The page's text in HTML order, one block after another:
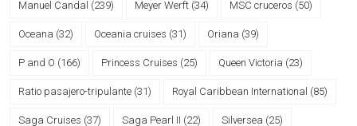
Manuel Candal (239) Meyer Werft (34) MSC cruceros (50)
Oceana (32) Oceania cruises (31) Oriana (39)
P and O (166) Princess Cruises (25) Queen Victoria (23)
Ratio pasajero-tripulante (31) Royal Caribbean International (85)
Saga Cruises (37) Saga Pearl II (22) Silversea (25)